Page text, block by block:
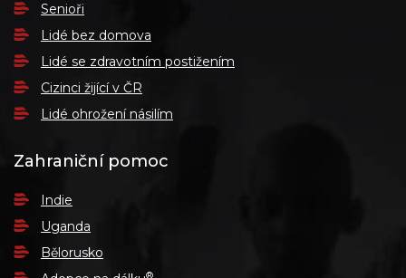
Senioři
Lidé bez domova
Lidé se zdravotním postižením
Cizinci žijící v ČR
Lidé ohrožení násilím
Zahraniční pomoc
Indie
Uganda
Bělorusko